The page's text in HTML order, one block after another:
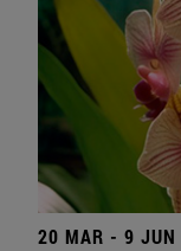
20 MAR - 9 JUN